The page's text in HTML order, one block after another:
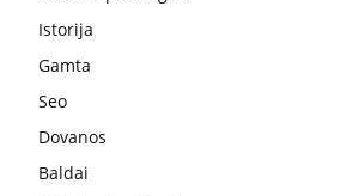
Istorija
Gamta
Seo
Dovanos
Baldai